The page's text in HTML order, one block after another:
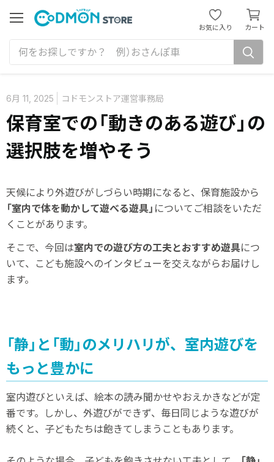
ュ
ー
お気に入り カート
カ
ー
ト
見
6月 11, 2025 コドモンストア運営事務局
保育室での「動きのある遊び」の
選択肢を増やそう
天候により外遊びがしづらい時期になると、保育施設から
「室内で体を動かして遊べる遊具」 についてご相談をいただ
くことがあります。
そこで、今回は室内での遊び方の工夫とおすすめ遊具につ
いて、こども施設へのインタビューを交えながらお届けし
ます。
「静」と「動」のメリハリが、室内遊びを
もっと豊かに
室内遊びといえば、絵本の読み聞かせやおえかきなどが定
番です。しかし、外遊びができず、毎日同じような遊びが
続くと、子どもたちは飽きてしまうこともあります。